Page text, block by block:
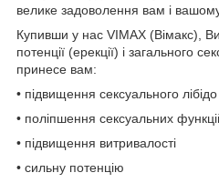
велике задоволення вам і
Купивши у нас VIMAX (Вімакс), Ви
потенції (ерекції) і загального
принесе вам:
• підвищення сексуального лібідо
• поліпшення сексуальних
• підвищення витривалості
• сильну потенцію